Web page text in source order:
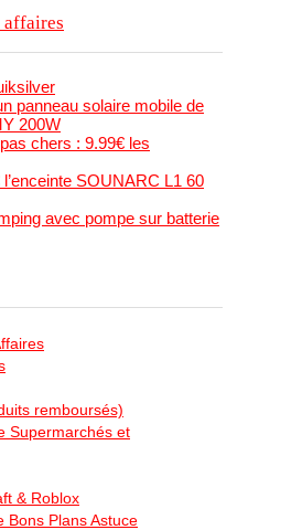
affaires
panneau solaire mobile de
200W
chers : 9.99€ les
SOUNARC L1 60
avec pompe sur batterie
remboursés)
Supermarchés et
& Roblox
Bons Plans Astuce